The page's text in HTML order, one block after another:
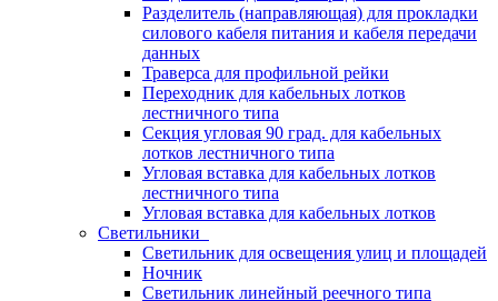
Разделитель (направляющая) для прокладки
силового кабеля питания и кабеля передачи
данных
Траверса для профильной рейки
Переходник для кабельных лотков
лестничного типа
Секция угловая 90 град. для кабельных
лотков лестничного типа
Угловая вставка для кабельных лотков
лестничного типа
Угловая вставка для кабельных лотков
Светильники
Светильник для освещения улиц и площадей
Ночник
Светильник линейный реечного типа